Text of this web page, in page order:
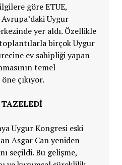
göre ETUE,
Uygur
yer aldı. Özellikle
birçok Uygur
ev sahipliği yapan
temel
çıkıyor.
Uygur Kongresi eski
Asgar Can yeniden
seçildi. Bu gelişme,